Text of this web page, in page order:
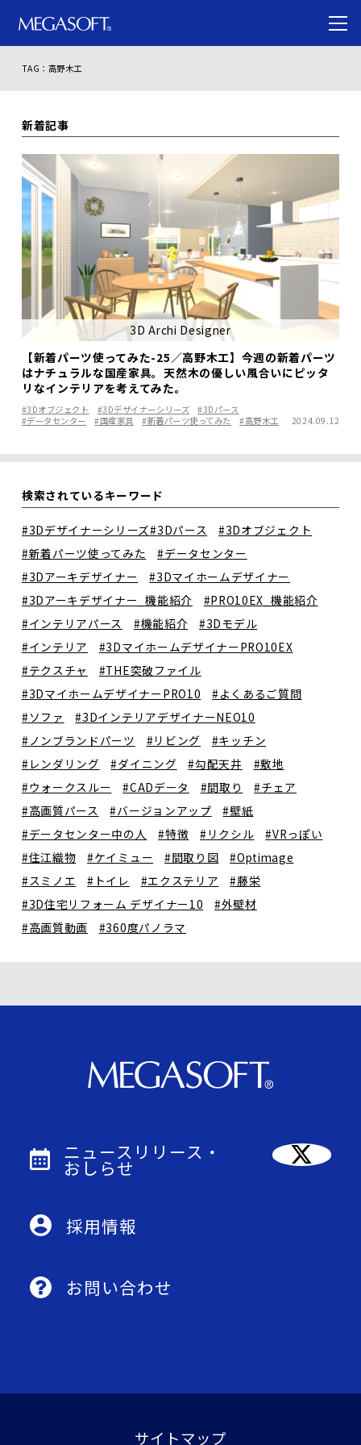
TAG：高野木工
新着記事
3D Archi Designer
【新着パーツ使ってみた-25／高野木工】今週の新着パーツ
はナチュラルな国産家具。天然木の優しい風合いにピッタ
リなインテリアを考えてみた。
#3Dオブジェクト #3Dデザイナーシリーズ
#3Dパース
#データセンター
#国産家具 #新着パーツ使ってみた #高野木工 2024.09.12
検索されているキーワード
#3Dデザイナーシリーズ#3Dパース
#3Dオブジェクト
#新着パーツ使ってみた
#データセンター
#3Dアーキデザイナー
#3Dマイホームデザイナー
#3Dアーキデザイナー_機能紹介
#PRO10EX_機能紹介
#インテリアパース
#機能紹介
#3Dモデル
#インテリア
#3DマイホームデザイナーPRO10EX
#テクスチャ
#THE突破ファイル
#3DマイホームデザイナーPRO10
#よくあるご質問
#ソファ
#3DインテリアデザイナーNEO10
#ノンブランドパーツ
#リビング
#キッチン
#レンダリング
#ダイニング #勾配天井
#敷地
#ウォークスルー
#CADデータ #間取り
#チェア
#高画質パース
#バージョンアップ
#壁紙
#データセンター中の人
#特徴 #リクシル
#VRっぽい
#住江織物
#ケイミュー #間取り図
#Optimage
#スミノエ
#トイレ #エクステリア
#藤栄
#3D住宅リフォーム デザイナー10
#外壁材
#高画質動画
#360度パノラマ
ニュースリリース・
おしらせ
採用情報
お問い合わせ
サイトマップ